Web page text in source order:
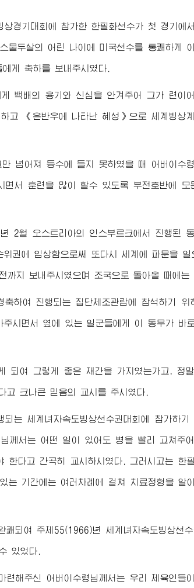
경기대회에 참가한 한필화선수가 첫 경기에
물두살의 어린 나이에 미국선수를 통쾌하게
게 축하를 보내주시였다.
백배의 용기와 신심을 안겨주어 그가 련이
고 《은반우에 나타난 혜성》으로 세계빙상
넘어져 등수에 들지 못하였을 때 어버이수
서 훈련을 많이 할수 있도록 부전호반에 모
2월 오스트리아의 인스부르크에서 진행된
권에 입상함으로써 또다시 세계에 파문을
지 보내주시였으며 조국으로 돌아올 때에는
하여 진행되는 집단체조관람에 참석하기 위
시면서 옆에 있는 일군들에게 이 동무가 바
되여 그렇게 좋은 재간을 가지였는가고, 정
고 크나큰 믿음의 교시를 주시였다.
는 세계녀자속도빙상선수권대회에 참가하
께서는 어떤 일이 있어도 병을 빨리 고쳐주
다고 간곡히 교시하시였다. 그러시고는 한
는 기간에는 여러차례에 걸쳐 치료정형을 알
쾌되여 주체55(1966)년 세계녀자속도빙상선
있었다.
련해주신 어버이수령님께서 는 우리 체육인들